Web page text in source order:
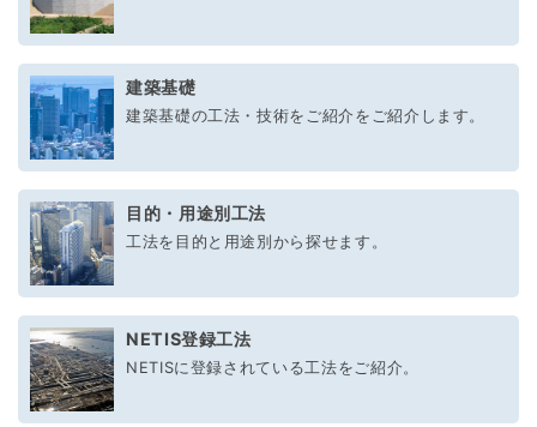
建築基礎
建築基礎の工法・技術をご紹介をご紹介します。
目的・用途別工法
工法を目的と用途別から探せます。
NETIS登録工法
NETISに登録されている工法をご紹介。